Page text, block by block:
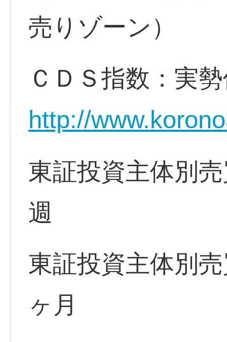
売りゾーン）
ＣＤＳ指数：実
http://
東証投資主体別
週
東証投資主体別
ヶ月